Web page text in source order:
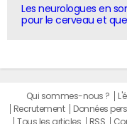
Les neurologues en
pour le cerveau et
Qui sommes-nous ?
Recrutement
Données
Tous les articles
RSS